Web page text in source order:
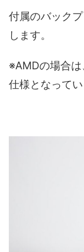
付属のバック
します。
※AMDの場合
仕様となってい